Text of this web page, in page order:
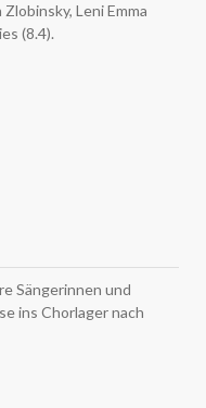
Leni Emma
(8.4).
Sängerinnen und
ins Chorlager nach